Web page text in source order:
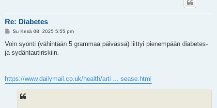
Re: Diabetes
V
e
t
Su Kesä 08, 2025 5:55 pm
Voin syönti (vähintään 5 grammaa päivässä) liittyi pienempään diabetes-
ja sydäntautiriskiin.
https://www.dailymail.co.uk/health/arti ... sease.html